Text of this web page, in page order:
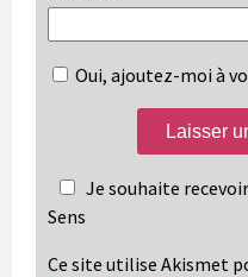
Oui, ajoutez-moi à
Je souhaite
Sens
Ce site utilise Akismet